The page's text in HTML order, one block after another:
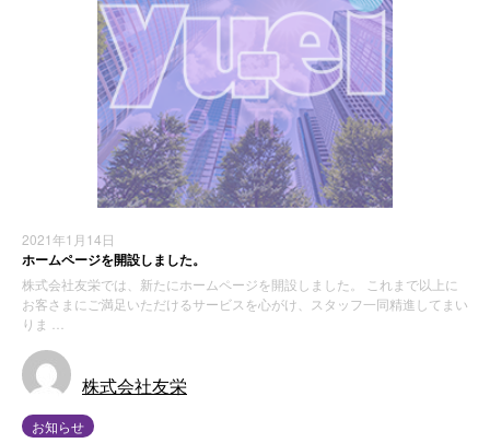
2021年1月14日
ホームページを開設しました。
株式会社友栄では、新たにホームページを開設しました。 これまで以上に
お客さまにご満足いただけるサービスを心がけ、スタッフ一同精進してまい
りま …
株式会社友栄
お知らせ